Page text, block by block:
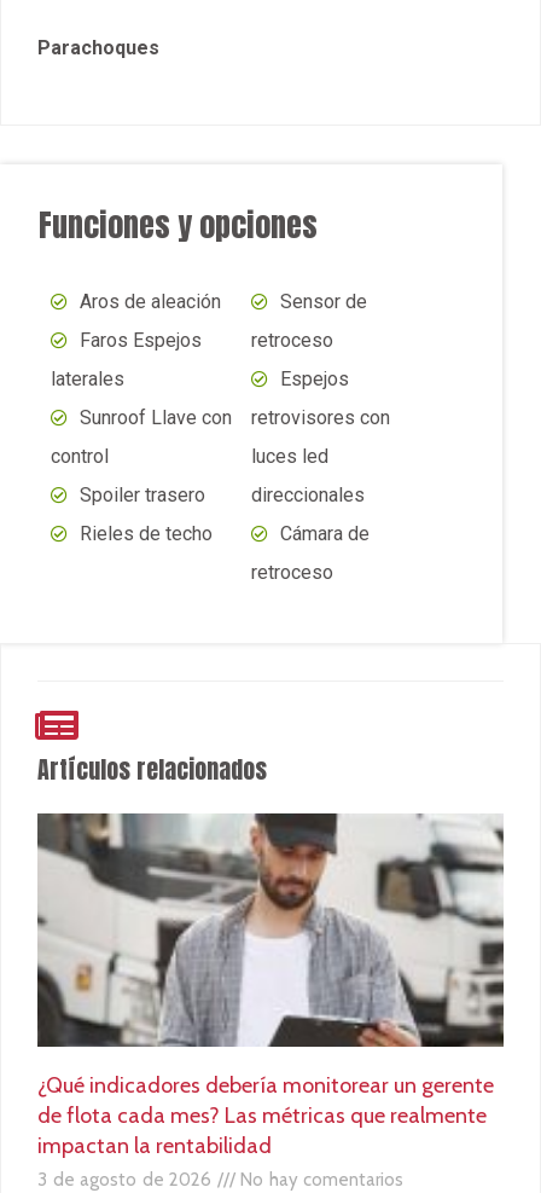
Parachoques
Funciones y opciones
Aros de aleación
Faros Espejos
laterales
Sunroof Llave con
control
Spoiler trasero
Rieles de techo
Sensor de
retroceso
Espejos
retrovisores con
luces led
direccionales
Cámara de
retroceso
Artículos relacionados
¿Qué indicadores debería monitorear un gerente
de flota cada mes? Las métricas que realmente
impactan la rentabilidad
3 de agosto de 2026 No hay comentarios